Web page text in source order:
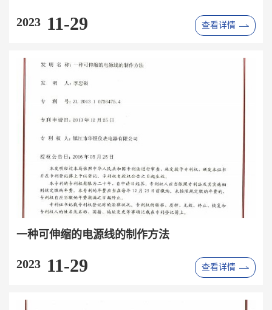
查看详情
2023 11-29
一种可伸缩的电源线的制作方法
查看详情
2023 11-29